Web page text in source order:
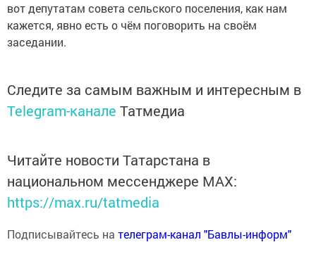
вот депутатам совета сельского поселения, как нам
кажется, явно есть о чём поговорить на своём
заседании.
Следите за самым важным и интересным в
Telegram-канале Татмедиа
Читайте новости Татарстана в
национальном мессенджере MАХ:
https://max.ru/tatmedia
Подписывайтесь на телеграм-канал "Бавлы-информ"